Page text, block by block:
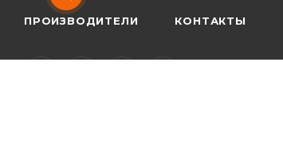
ПРОИЗВОДИТЕЛИ КОНТАКТЫ